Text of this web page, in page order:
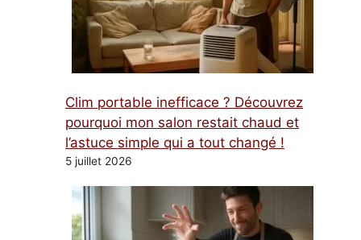
Clim portable inefficace ? Découvrez
pourquoi mon salon restait chaud et
l’astuce simple qui a tout changé !
5 juillet 2026